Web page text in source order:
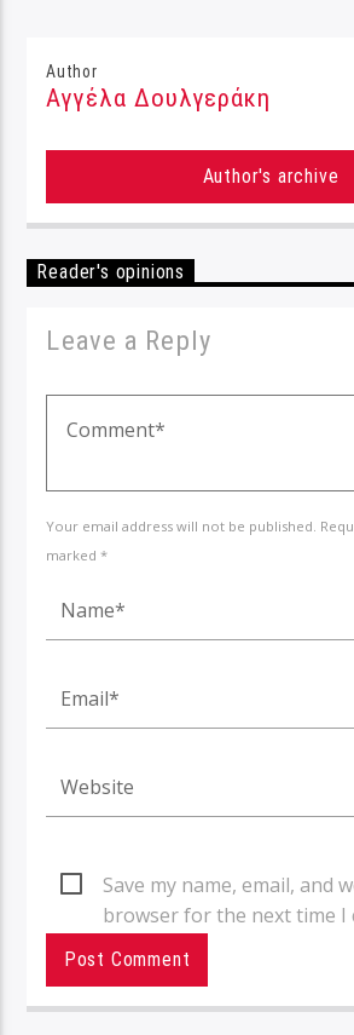
Author
Αγγέλα Δουλγεράκη
Author's archive
Reader's opinions
Leave a Reply
Your email address will not be published.
marked *
Save my name, email, and
browser for the next time I